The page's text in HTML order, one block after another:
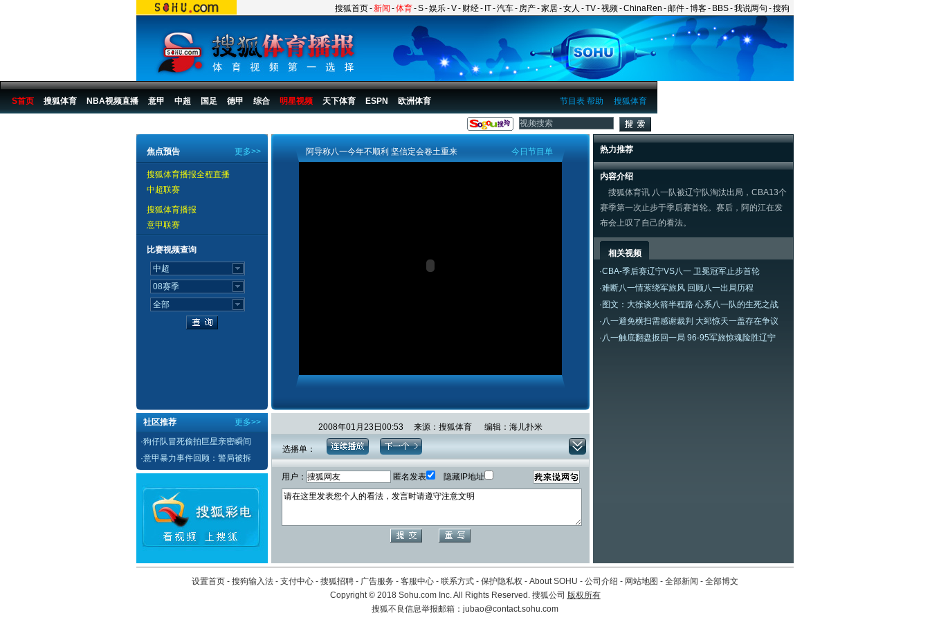
搜狐首页-新闻 -体育-S-娱乐-V- 财经- IT-汽车- 房产-家居-女人 -TV-视频-ChinaRen -邮件-博客- BBS-我说两句 -搜狗
搜狐体育
节目表 帮助
S首页 搜狐体育 NBA视频直播 意甲 中超 国足 德甲 综合 明星视频 天下体育 ESPN 欧洲体育
更多>>
焦点预告
搜狐体育播报全程直播
中超联赛
搜狐体育播报
意甲联赛
比赛视频查询
更多>>
社区推荐
·狗仔队冒死偷拍巨星亲密瞬间
·意甲暴力事件回顾：警局被拆
今日节目单
阿导称八一今年不顺利 坚信定会卷土重来
2008年01月23日00:53 来源：搜狐体育 编辑：海儿扑米
选播单：
用户： 匿名发表 隐藏IP地址
热力推荐
内容介绍
搜狐体育讯 八一队被辽宁队淘汰出局，CBA13个
赛季第一次止步于季后赛首轮。赛后，阿的江在发
布会上叹了自己的看法。
相关视频
·CBA-季后赛辽宁VS八一 卫冕冠军止步首轮
·难断八一情萦绕军旅风 回顾八一出局历程
· 图文：大徐谈火箭半程路 心系八一队的生死之战
·八一避免横扫需感谢裁判 大郅惊天一盖存在争议
·八一触底翻盘扳回一局 96-95军旅惊魂险胜辽宁
设置首页 - 搜狗输入法 - 支付中心 - 搜狐招聘 - 广告服务 - 客服中心 - 联系方式 - 保护隐私权 - About SOHU - 公司介绍 - 网站地图 - 全部新闻 - 全部博文
Copyright©2018 Sohu.com Inc. All Rights Reserved. 搜狐公司 版权所有
搜狐不良信息举报邮箱： jubao@contact.sohu.com